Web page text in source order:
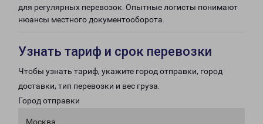
для регулярных перевозок. Опытные логисты понимают
нюансы местного документооборота.
Узнать тариф и срок перевозки
Чтобы узнать тариф, укажите город отправки, город
доставки, тип перевозки и вес груза.
Город отправки
Москва